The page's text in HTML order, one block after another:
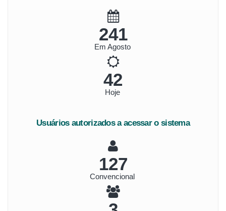
269
Em Agosto
46
Hoje
Usuários autorizados a acessar o sistema
142
Convencional